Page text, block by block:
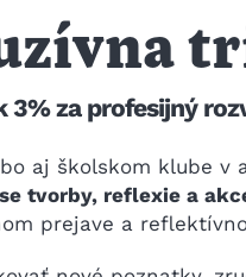
3% za profesijný
aj školskom klube v
tvorby, reflexie a
prejave a